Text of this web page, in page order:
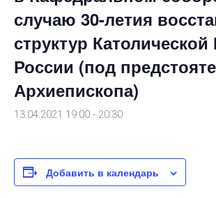
случаю 30-летия
структур
России (под
Архиепископа)
13.04.2021 19:00 - 20:30
Добавить в календарь